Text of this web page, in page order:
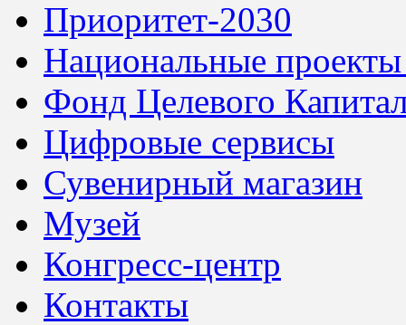
Приоритет-2030
Национальные
Фонд Целевого
Цифровые сервисы
Сувенирный магазин
Музей
Конгресс-центр
Контакты